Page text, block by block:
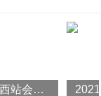
技术能力得到
一个重要里程
2021去北京西站会被隔离吗 8月北京会全员核酸检查吗